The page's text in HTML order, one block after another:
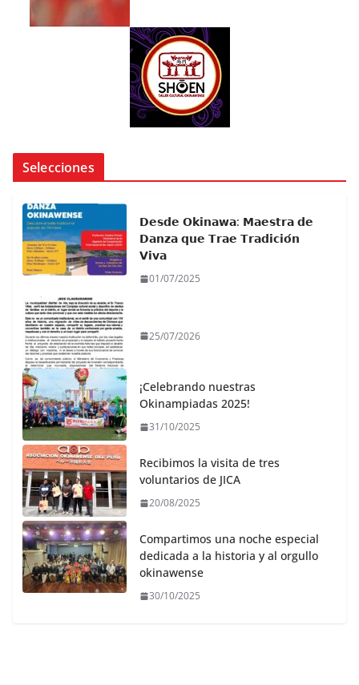
Selecciones
𝗗𝗲𝘀𝗱𝗲 𝗢𝗸𝗶𝗻𝗮𝘄𝗮: 𝗠𝗮𝗲𝘀𝘁𝗿𝗮 𝗱𝗲
𝗗𝗮𝗻𝘇𝗮 𝗾𝘂𝗲 𝗧𝗿𝗮𝗲 𝗧𝗿𝗮𝗱𝗶𝗰𝗶𝗼́𝗻
𝗩𝗶𝘃𝗮
01/07/2025
25/07/2026
¡Celebrando nuestras
Okinampiadas 2025!
31/10/2025
Recibimos la visita de tres
voluntarios de JICA
20/08/2025
Compartimos una noche especial
dedicada a la historia y al orgullo
okinawense
30/10/2025